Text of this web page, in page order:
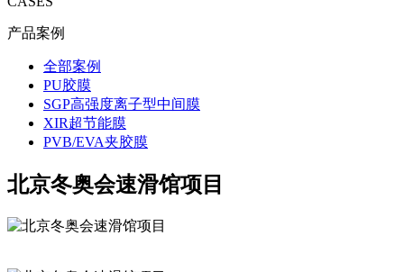
产品案例
全部案例
PU胶膜
SGP高强度离子型中间膜
XIR超节能膜
PVB/EVA夹胶膜
北京冬奥会速滑馆项目